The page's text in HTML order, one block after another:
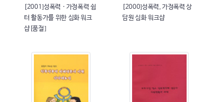
[2001]성폭력 · 가정폭력 쉼
터 활동가를 위한 심화 워크
샵[품절]
[2000]성폭력, 가정폭력 상
담원 심화 워크샵